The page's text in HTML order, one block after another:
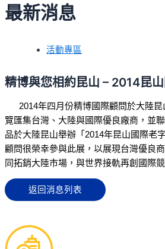
最新消息
活動專區
精博與您相約昆山 – 2014昆
2014年四月份精博國際顧問於大陸昆
覽匯集台灣、大陸與國際優良廠商，並
品於大陸昆山舉辦「2014年昆山國際老
顧問很榮幸參與此展，以展現台灣優良
同拓銷大陸市場，與世界接軌再創國際競
返回消息列表